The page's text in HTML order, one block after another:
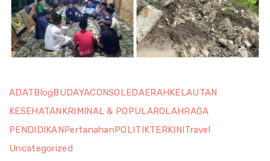
ADATBlogBUDAYACONSOLEDAERAHKELAUTAN
KESEHATANKRIMINAL & POPULAROLAHRAGA
PENDIDIKANPertanahanPOLITIKTERKINITravel
Uncategorized